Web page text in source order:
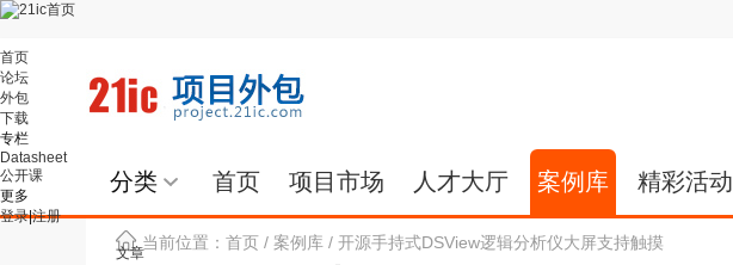
分类 首页 项目市场 人才大厅 案例库 精彩活动
当前位置： 首页 / 案例库 / 开源手持式DSView逻辑分析仪大屏支持触摸
首页
论坛
外包
下载
专栏
Datasheet
公开课
更多
登录|注册
文章